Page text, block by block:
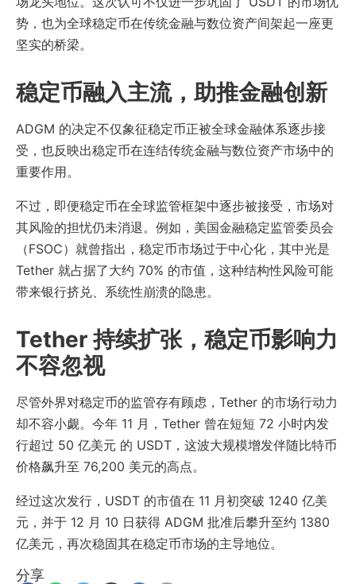
势，也为全球稳定币在传统金融与数位资产间架起一座更
坚实的桥梁。
稳定币融入主流，助推金融创新
ADGM 的决定不仅象征稳定币正被全球金融体系逐步接
受，也反映出稳定币在连结传统金融与数位资产市场中的
重要作用。
不过，即便稳定币在全球监管框架中逐步被接受，市场对
其风险的担忧仍未消退。例如，美国金融稳定监管委员会
（FSOC）就曾指出，稳定币市场过于中心化，其中光是
Tether 就占据了大约 70% 的市值，这种结构性风险可能
带来银行挤兑、系统性崩溃的隐患。
Tether 持续扩张，稳定币影响力
不容忽视
尽管外界对稳定币的监管存有顾虑，Tether 的市场行动力
却不容小觑。今年 11 月，Tether 曾在短短 72 小时内发
行超过 50 亿美元 的 USDT，这波大规模增发伴随比特币
价格飙升至 76,200 美元的高点。
经过这次发行，USDT 的市值在 11 月初突破 1240 亿美
元，并于 12 月 10 日获得 ADGM 批准后攀升至约 1380
亿美元，再次稳固其在稳定币市场的主导地位。
分享